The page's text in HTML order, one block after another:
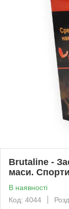
Brutaline -
маси.
В наявності
Код: 4044